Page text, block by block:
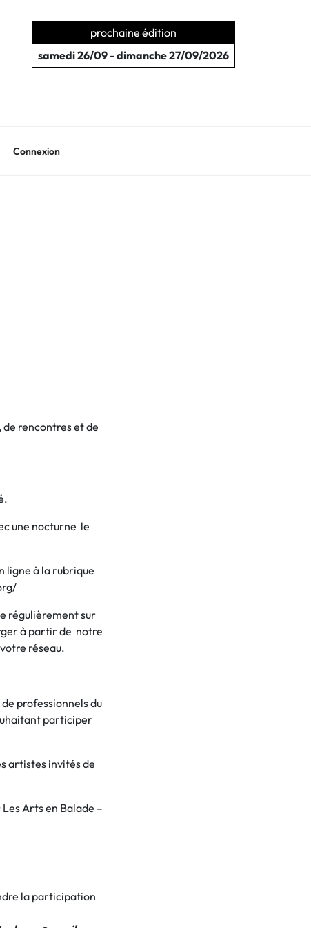
prochaine édition
samedi 26/09 - dimanche 27/09/2026
Connexion
de rencontres et de
une nocturne le
ligne à la rubrique
régulièrement sur
à partir de notre
réseau.
professionnels du
participer
artistes invités de
Arts en Balade –
la participation